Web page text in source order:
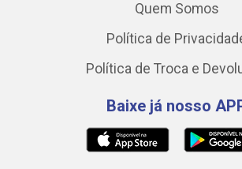
Quem Somos
Política de
Política de Troca e
Baixe já nosso